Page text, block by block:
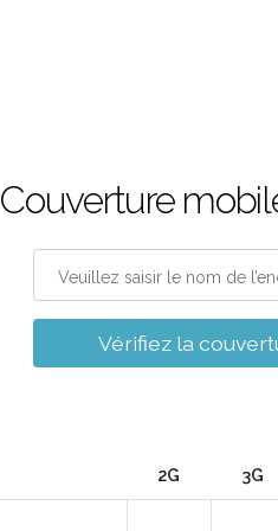
Couverture
Vérifiez la
2G 3G